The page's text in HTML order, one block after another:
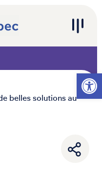
Ouvrir
belles solutions au